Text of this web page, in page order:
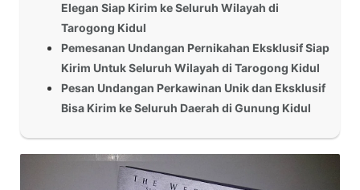
Elegan Siap Kirim ke Seluruh Wilayah di
Tarogong Kidul
Pemesanan Undangan Pernikahan Eksklusif Siap
Kirim Untuk Seluruh Wilayah di Tarogong Kidul
Pesan Undangan Perkawinan Unik dan Eksklusif
Bisa Kirim ke Seluruh Daerah di Gunung Kidul